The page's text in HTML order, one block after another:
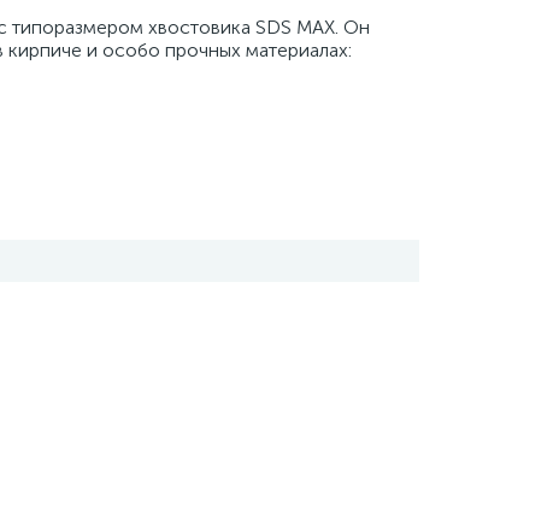
типоразмером хвостовика SDS MAX. Он
и особо прочных материалах: